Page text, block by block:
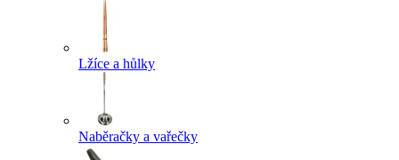
Lžíce a hůlky
Naběračky a vařečky